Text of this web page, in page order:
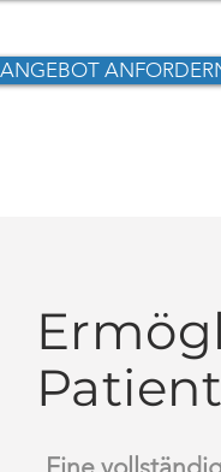
ANGEBOT